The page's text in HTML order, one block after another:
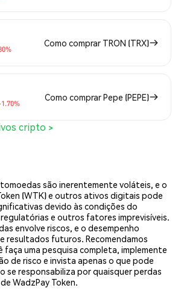
Como comprar TRON (TRX)
Como comprar Pepe (PEPE)
cripto >
são inerentemente voláteis, e o
(WTK) e outros ativos digitais pode
devido às condições do
e outros fatores imprevisíveis.
envolve riscos, e o desempenho
resultados futuros. Recomendamos
faça uma pesquisa completa, implemente
de risco e invista apenas o que pode
se responsabiliza por quaisquer perdas
WadzPay Token.